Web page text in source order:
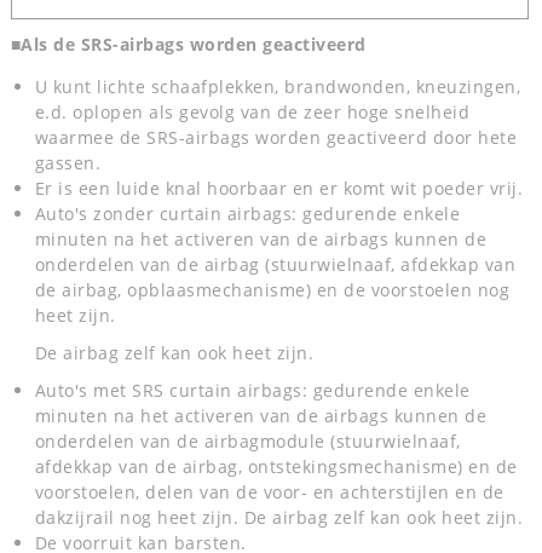
■Als de SRS-airbags worden geactiveerd
U kunt lichte schaafplekken, brandwonden, kneuzingen,
e.d. oplopen als gevolg van de zeer hoge snelheid
waarmee de SRS-airbags worden geactiveerd door hete
gassen.
Er is een luide knal hoorbaar en er komt wit poeder vrij.
Auto's zonder curtain airbags: gedurende enkele
minuten na het activeren van de airbags kunnen de
onderdelen van de airbag (stuurwielnaaf, afdekkap van
de airbag, opblaasmechanisme) en de voorstoelen nog
heet zijn.
De airbag zelf kan ook heet zijn.
Auto's met SRS curtain airbags: gedurende enkele
minuten na het activeren van de airbags kunnen de
onderdelen van de airbagmodule (stuurwielnaaf,
afdekkap van de airbag, ontstekingsmechanisme) en de
voorstoelen, delen van de voor- en achterstijlen en de
dakzijrail nog heet zijn. De airbag zelf kan ook heet zijn.
De voorruit kan barsten.